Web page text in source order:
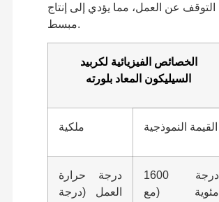
التوقف عن العمل، مما يؤدي إلى إنتاج
مبسط.
الخصائص الفيزيائية لكربيد
السيليكون المعاد بلورته
ملكية القيمة النموذجية
درجة حرارة
العمل (درجة
1600 درجة
مئوية (مع